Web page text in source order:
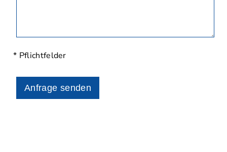
* Pflichtfelder
Anfrage senden